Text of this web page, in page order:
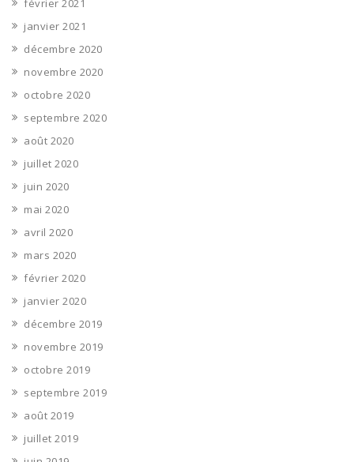
février 2021
janvier 2021
décembre 2020
novembre 2020
octobre 2020
septembre 2020
août 2020
juillet 2020
juin 2020
mai 2020
avril 2020
mars 2020
février 2020
janvier 2020
décembre 2019
novembre 2019
octobre 2019
septembre 2019
août 2019
juillet 2019